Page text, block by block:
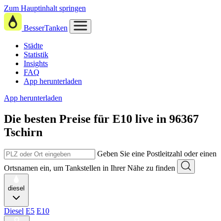
Zum Hauptinhalt springen
BesserTanken
Städte
Statistik
Insights
FAQ
App herunterladen
App herunterladen
Die besten Preise für E10 live in 96367
Tschirn
Geben Sie eine Postleitzahl oder einen
Ortsnamen ein, um Tankstellen in Ihrer Nähe zu finden
diesel
Diesel E5 E10